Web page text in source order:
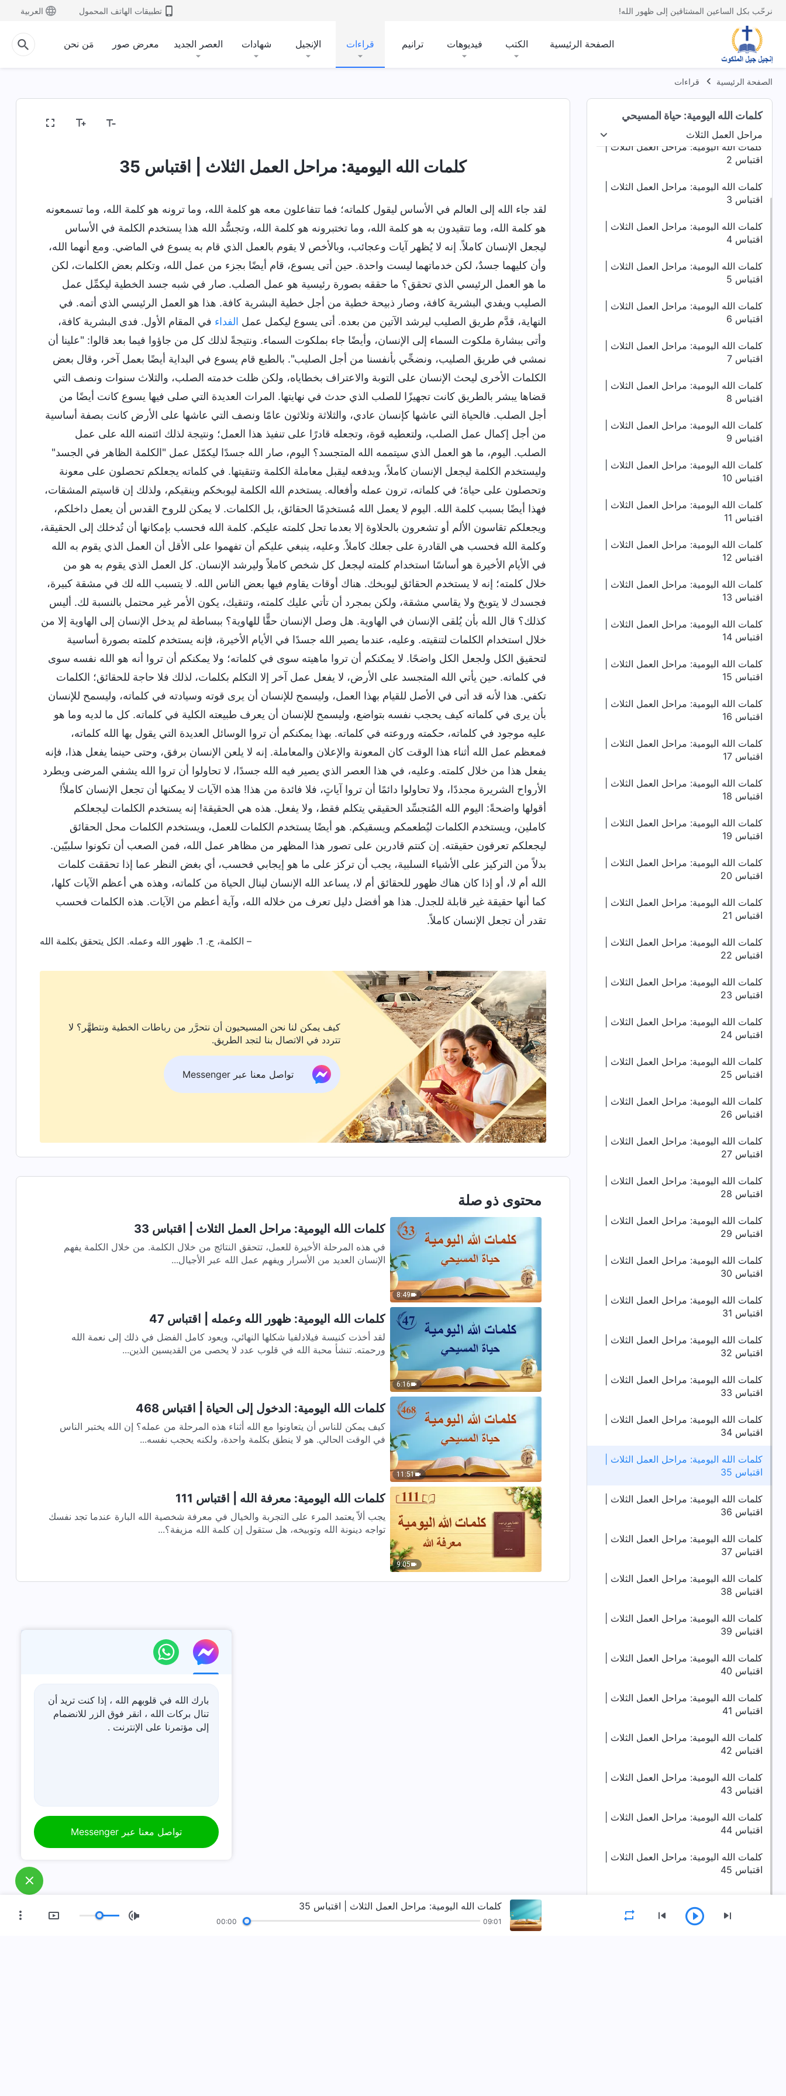
نرحّب بكل الساعين المشتاقين إلى ظهور الله! تطبيقات الهاتف المحمول العربية
الصفحة الرئيسية الكتب فيديوهات ترانيم قراءات الإنجيل شهادات العصر الجديد معرض صور مَن نحن
الصفحة الرئيسية قراءات
كلمات الله اليومية: حياة المسيحي
مراحل العمل الثلاث
مراحل العمل الثلاث ظهور الله وعمله
اقتباس 1
كلمات الله اليومية: مراحل العمل الثلاث |
اقتباس 2
كلمات الله اليومية: مراحل العمل الثلاث |
اقتباس 3
كلمات الله اليومية: مراحل العمل الثلاث |
اقتباس 4
كلمات الله اليومية: مراحل العمل الثلاث |
اقتباس 5
كلمات الله اليومية: مراحل العمل الثلاث |
اقتباس 6
كلمات الله اليومية: مراحل العمل الثلاث |
اقتباس 7
كلمات الله اليومية: مراحل العمل الثلاث |
اقتباس 8
كلمات الله اليومية: مراحل العمل الثلاث |
اقتباس 9
كلمات الله اليومية: مراحل العمل الثلاث |
اقتباس 10
كلمات الله اليومية: مراحل العمل الثلاث |
اقتباس 11
كلمات الله اليومية: مراحل العمل الثلاث |
اقتباس 12
كلمات الله اليومية: مراحل العمل الثلاث |
اقتباس 13
كلمات الله اليومية: مراحل العمل الثلاث |
اقتباس 14
كلمات الله اليومية: مراحل العمل الثلاث |
اقتباس 15
كلمات الله اليومية: مراحل العمل الثلاث |
اقتباس 16
كلمات الله اليومية: مراحل العمل الثلاث |
اقتباس 17
كلمات الله اليومية: مراحل العمل الثلاث |
اقتباس 18
كلمات الله اليومية: مراحل العمل الثلاث |
اقتباس 19
كلمات الله اليومية: مراحل العمل الثلاث |
اقتباس 20
كلمات الله اليومية: مراحل العمل الثلاث |
اقتباس 21
كلمات الله اليومية: مراحل العمل الثلاث |
اقتباس 22
كلمات الله اليومية: مراحل العمل الثلاث |
اقتباس 23
كلمات الله اليومية: مراحل العمل الثلاث |
اقتباس 24
كلمات الله اليومية: مراحل العمل الثلاث |
اقتباس 25
كلمات الله اليومية: مراحل العمل الثلاث |
اقتباس 26
كلمات الله اليومية: مراحل العمل الثلاث |
اقتباس 27
كلمات الله اليومية: مراحل العمل الثلاث |
اقتباس 28
كلمات الله اليومية: مراحل العمل الثلاث |
اقتباس 29
كلمات الله اليومية: مراحل العمل الثلاث |
اقتباس 30
كلمات الله اليومية: مراحل العمل الثلاث |
اقتباس 31
كلمات الله اليومية: مراحل العمل الثلاث |
اقتباس 32
كلمات الله اليومية: مراحل العمل الثلاث |
اقتباس 33
كلمات الله اليومية: مراحل العمل الثلاث |
اقتباس 34
كلمات الله اليومية: مراحل العمل الثلاث |
اقتباس 35
كلمات الله اليومية: مراحل العمل الثلاث |
اقتباس 36
كلمات الله اليومية: مراحل العمل الثلاث |
اقتباس 37
كلمات الله اليومية: مراحل العمل الثلاث |
اقتباس 38
كلمات الله اليومية: مراحل العمل الثلاث |
اقتباس 39
كلمات الله اليومية: مراحل العمل الثلاث |
اقتباس 40
كلمات الله اليومية: مراحل العمل الثلاث |
اقتباس 41
كلمات الله اليومية: مراحل العمل الثلاث |
اقتباس 42
كلمات الله اليومية: مراحل العمل الثلاث |
اقتباس 43
كلمات الله اليومية: مراحل العمل الثلاث |
اقتباس 44
كلمات الله اليومية: مراحل العمل الثلاث |
اقتباس 45
كلمات الله اليومية: مراحل العمل الثلاث | اقتباس 35
لقد جاء الله إلى العالم في الأساس ليقول كلماته؛ فما تتفاعلون معه هو كلمة الله، وما ترونه هو كلمة الله، وما تسمعونه
هو كلمة الله، وما تتقيدون به هو كلمة الله، وما تختبرونه هو كلمة الله، وتجسُّد الله هذا يستخدم الكلمة في الأساس
ليجعل الإنسان كاملاً. إنه لا يُظهر آيات وعجائب، وبالأخص لا يقوم بالعمل الذي قام به يسوع في الماضي. ومع أنهما الله،
وأن كليهما جسدٌ، لكن خدماتهما ليست واحدة. حين أتى يسوع، قام أيضًا بجزء من عمل الله، وتكلم بعض الكلمات، لكن
ما هو العمل الرئيسي الذي تحقق؟ ما حققه بصورة رئيسية هو عمل الصلب. صار في شبه جسد الخطية ليكمِّل عمل
الصليب ويفدي البشرية كافة، وصار ذبيحة خطية من أجل خطية البشرية كافة. هذا هو العمل الرئيسي الذي أتمه. في
النهاية، قدَّم طريق الصليب ليرشد الآتين من بعده. أتى يسوع ليكمل عمل الفداء في المقام الأول. فدى البشرية كافة،
وأتى ببشارة ملكوت السماء إلى الإنسان، وأيضًا جاء بملكوت السماء. ونتيجةً لذلك كل من جاؤوا فيما بعد قالوا: "علينا أن
نمشي في طريق الصليب، ونضحِّي بأنفسنا من أجل الصليب". بالطبع قام يسوع في البداية أيضًا بعمل آخر، وقال بعض
الكلمات الأخرى ليحث الإنسان على التوبة والاعتراف بخطاياه، ولكن ظلت خدمته الصلب، والثلاث سنوات ونصف التي
قضاها يبشر بالطريق كانت تجهيزًا للصلب الذي حدث في نهايتها. المرات العديدة التي صلى فيها يسوع كانت أيضًا من
أجل الصلب. فالحياة التي عاشها كإنسان عادي، والثلاثة وثلاثون عامًا ونصف التي عاشها على الأرض كانت بصفة أساسية
من أجل إكمال عمل الصلب، ولتعطيه قوة، وتجعله قادرًا على تنفيذ هذا العمل؛ ونتيجة لذلك ائتمنه الله على عمل
الصلب. اليوم، ما هو العمل الذي سيتممه الله المتجسد؟ اليوم، صار الله جسدًا ليكمّل عمل "الكلمة الظاهر في الجسد"
وليستخدم الكلمة ليجعل الإنسان كاملاً، ويدفعه ليقبل معاملة الكلمة وتنقيتها. في كلماته يجعلكم تحصلون على معونة
وتحصلون على حياة؛ في كلماته، ترون عمله وأفعاله. يستخدم الله الكلمة ليوبخكم وينقيكم، ولذلك إن قاسيتم المشقات،
فهذا أيضًا بسبب كلمة الله. اليوم لا يعمل الله مُستخدِمًا الحقائق، بل الكلمات. لا يمكن للروح القدس أن يعمل داخلكم،
ويجعلكم تقاسون الألم أو تشعرون بالحلاوة إلا بعدما تحل كلمته عليكم. كلمة الله فحسب بإمكانها أن تُدخلك إلى الحقيقة،
وكلمة الله فحسب هي القادرة على جعلك كاملاً. وعليه، ينبغي عليكم أن تفهموا على الأقل أن العمل الذي يقوم به الله
في الأيام الأخيرة هو أساسًا استخدام كلمته ليجعل كل شخص كاملاً وليرشد الإنسان. كل العمل الذي يقوم به هو من
خلال كلمته؛ إنه لا يستخدم الحقائق ليوبخك. هناك أوقات يقاوم فيها بعض الناس الله. لا يتسبب الله لك في مشقة كبيرة،
فجسدك لا يتوبخ ولا يقاسي مشقة، ولكن بمجرد أن تأتي عليك كلمته، وتنقيك، يكون الأمر غير محتمل بالنسبة لك. أليس
كذلك؟ قال الله بأن يُلقى الإنسان في الهاوية. هل وصل الإنسان حقًّا للهاوية؟ ببساطة لم يدخل الإنسان إلى الهاوية إلا من
خلال استخدام الكلمات لتنقيته. وعليه، عندما يصير الله جسدًا في الأيام الأخيرة، فإنه يستخدم كلمته بصورة أساسية
لتحقيق الكل ولجعل الكل واضحًا. لا يمكنكم أن تروا ماهيته سوى في كلماته؛ ولا يمكنكم أن تروا أنه هو الله نفسه سوى
في كلماته. حين يأتي الله المتجسد على الأرض، لا يفعل عمل آخر إلا التكلم بكلمات، لذلك فلا حاجة للحقائق؛ الكلمات
تكفي. هذا لأنه قد أتى في الأصل للقيام بهذا العمل، وليسمح للإنسان أن يرى قوته وسيادته في كلماته، وليسمح للإنسان
بأن يرى في كلماته كيف يحجب نفسه بتواضع، وليسمح للإنسان أن يعرف طبيعته الكلية في كلماته. كل ما لديه وما هو
عليه موجود في كلماته، حكمته وروعته في كلماته. بهذا يمكنكم أن تروا الوسائل العديدة التي يقول بها الله كلماته،
فمعظم عمل الله أثناء هذا الوقت كان المعونة والإعلان والمعاملة. إنه لا يلعن الإنسان برفق، وحتى حينما يفعل هذا، فإنه
يفعل هذا من خلال كلمته. وعليه، في هذا العصر الذي يصير فيه الله جسدًا، لا تحاولوا أن تروا الله يشفي المرضى ويطرد
الأرواح الشريرة مجددًا، ولا تحاولوا دائمًا أن تروا آياتٍ، فلا فائدة من هذا! هذه الآيات لا يمكنها أن تجعل الإنسان كاملاً!
أقولها واضحةً: اليوم الله المُتجسِّد الحقيقي يتكلم فقط، ولا يفعل. هذه هي الحقيقة! إنه يستخدم الكلمات ليجعلكم
كاملين، ويستخدم الكلمات ليُطعمكم ويسقيكم. هو أيضًا يستخدم الكلمات للعمل، ويستخدم الكلمات محل الحقائق
ليجعلكم تعرفون حقيقته. إن كنتم قادرين على تصور هذا المظهر من مظاهر عمل الله، فمن الصعب أن تكونوا سلبيّين.
بدلاً من التركيز على الأشياء السلبية، يجب أن تركز على ما هو إيجابي فحسب، أي بغض النظر عما إذا تحققت كلمات
الله أم لا، أو إذا كان هناك ظهور للحقائق أم لا، يساعد الله الإنسان لينال الحياة من كلماته، وهذه هي أعظم الآيات كلها،
كما أنها حقيقة غير قابلة للجدل. هذا هو أفضل دليل تعرف من خلاله الله، وآية أعظم من الآيات. هذه الكلمات فحسب
تقدر أن تجعل الإنسان كاملاً.
– الكلمة، ج. 1. ظهور الله وعمله. الكل يتحقق بكلمة الله
كيف يمكن لنا نحن المسيحيون أن نتحرَّر من رباطات الخطية ونتطهَّر؟ لا
تتردد في الاتصال بنا لتجد الطريق.
تواصل معنا عبر Messenger
محتوى ذو صلة
8:49
كلمات الله اليومية: مراحل العمل الثلاث | اقتباس 33
في هذه المرحلة الأخيرة للعمل، تتحقق النتائج من خلال الكلمة. من خلال الكلمة يفهم
الإنسان العديد من الأسرار ويفهم عمل الله عبر الأجيال...
6:16
كلمات الله اليومية: ظهور الله وعمله | اقتباس 47
لقد أخذت كنيسة فيلادلفيا شكلها النهائي، ويعود كامل الفضل في ذلك إلى نعمة الله
ورحمته. تنشأ محبة الله في قلوب عدد لا يحصى من القديسين الذين...
11:51
كلمات الله اليومية: الدخول إلى الحياة | اقتباس 468
كيف يمكن للناس أن يتعاونوا مع الله أثناء هذه المرحلة من عمله؟ إن الله يختبر الناس
في الوقت الحالي. هو لا ينطق بكلمة واحدة، ولكنه يحجب نفسه...
9:05
كلمات الله اليومية: معرفة الله | اقتباس 111
يجب ألاّ يعتمد المرء على التجربة والخيال في معرفة شخصية الله البارة عندما تجد نفسك
تواجه دينونة الله وتوبيخه، هل ستقول إن كلمة الله مزيفة؟...
بارك الله في قلوبهم الله ، إذا كنت تريد أن
تنال بركات الله ، انقر فوق الزر للانضمام
إلى مؤتمرنا على الإنترنت .
تواصل معنا عبر Messenger
كلمات الله اليومية: مراحل العمل الثلاث | اقتباس 35
00:00 09:01